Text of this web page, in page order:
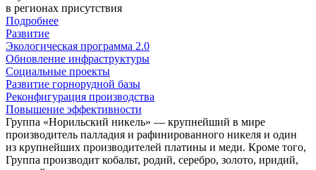
в регионах присутствия
Подробнее
Развитие
Экологическая программа 2.0
Обновление инфраструктуры
Социальные проекты
Развитие горнорудной базы
Реконфигурация производства
Повышение эффективности
Группа «Норильский никель» — крупнейший в мире
производитель палладия и рафинированного никеля и один
из крупнейших производителей платины и меди. Кроме того,
Группа производит кобальт, родий, серебро, золото, иридий,